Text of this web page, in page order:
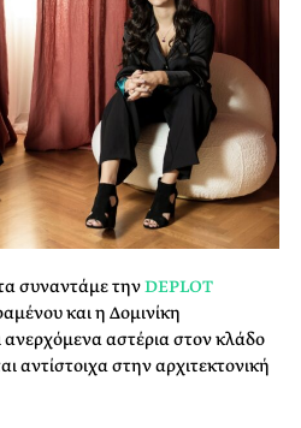
συναντάμε τηνDEPLOT
και η Δομινίκη
αστέρια στον κλάδο
αντίστοιχα στην αρχιτεκτονική